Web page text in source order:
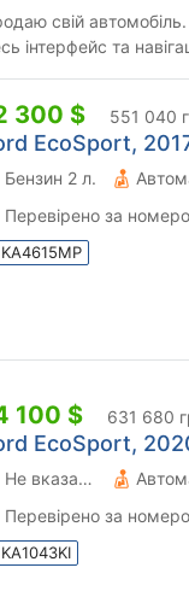
свій
інтерфейс та
300 $ 551 040
EcoSport,
Бензин 2 л.
Перевірено за
KA4615MP
100 $ 631 680
EcoSport,
Не вказано 1 л.
Перевірено за
KA1043KI